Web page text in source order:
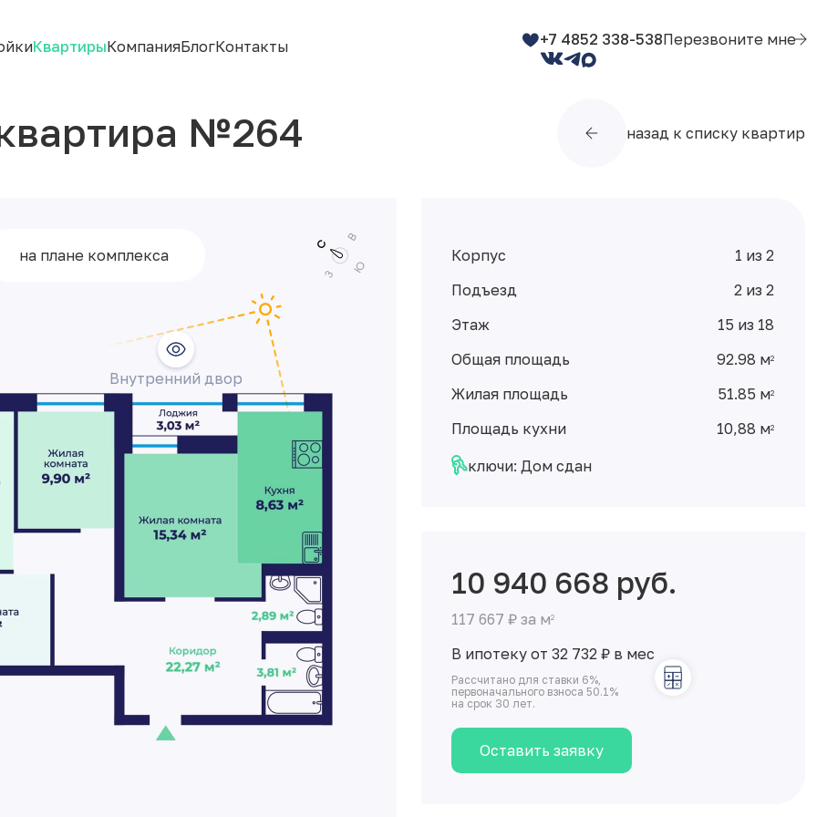
КвартирыКомпанияБлогКонтакты +7 4852 338-538Перезвоните мне
№264 назад к списку квартир
на плане комплекса
Внутренний двор
Корпус
1 из 2
Подъезд
2 из 2
Этаж
15 из 18
Общая площадь
92.98 м2
Жилая площадь 51.85 м2
Площадь кухни 10,88 м2
ключи: Дом сдан
10 940 668 руб.
117 667 ₽ за м2
В ипотеку от 32 732₽ в мес
Рассчитано для ставки 6%,
первоначального взноса 50.1%
на срок 30 лет.
Оставить заявку